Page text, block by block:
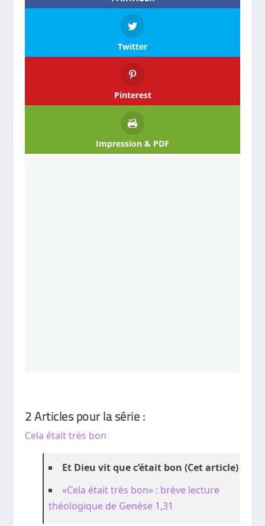
Twitter
Pinterest
Impression & PDF
2 Articles pour la série :
Cela était très bon
Et Dieu vit que c’était bon (Cet article)
«Cela était très bon» : brève lecture
théologique de Genèse 1,31